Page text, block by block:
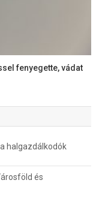
fenyegette, vádat
halgazdálkodók
és